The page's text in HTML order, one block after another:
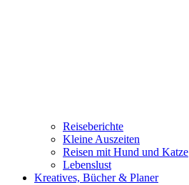
Reiseberichte
Kleine Auszeiten
Reisen mit Hund und Katze
Lebenslust
Kreatives, Bücher & Planer